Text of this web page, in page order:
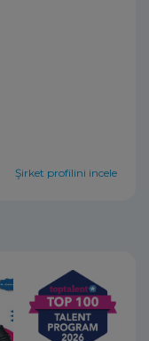
Şirket profilini incele